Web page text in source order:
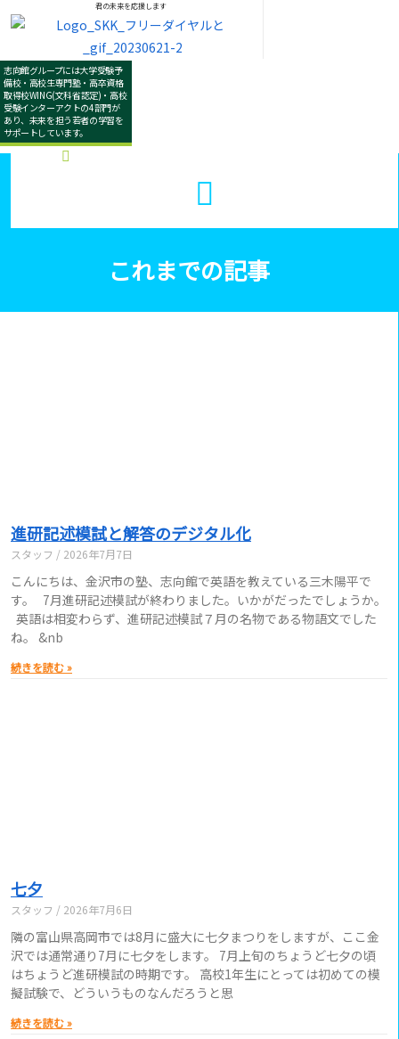
君の未来を応援します
志向館グループには大学受験予
備校・高校生専門塾・高卒資格
取得校WING(文科省認定)・高校
受験インターアクトの4部門が
あり、未来を担う若者の学習を
サポートしています。
これまでの記事
進研記述模試と解答のデジタル化
スタッフ 2026年7月7日
こんにちは、金沢市の塾、志向館で英語を教えている三木陽平で
す。 7月進研記述模試が終わりました。いかがだったでしょうか。
英語は相変わらず、進研記述模試７月の名物である物語文でした
ね。 &nb
続きを読む »
七夕
スタッフ 2026年7月6日
隣の富山県高岡市では8月に盛大に七夕まつりをしますが、ここ金
沢では通常通り7月に七夕をします。 7月上旬のちょうど七夕の頃
はちょうど進研模試の時期です。 高校1年生にとっては初めての模
擬試験で、どういうものなんだろうと思
続きを読む »